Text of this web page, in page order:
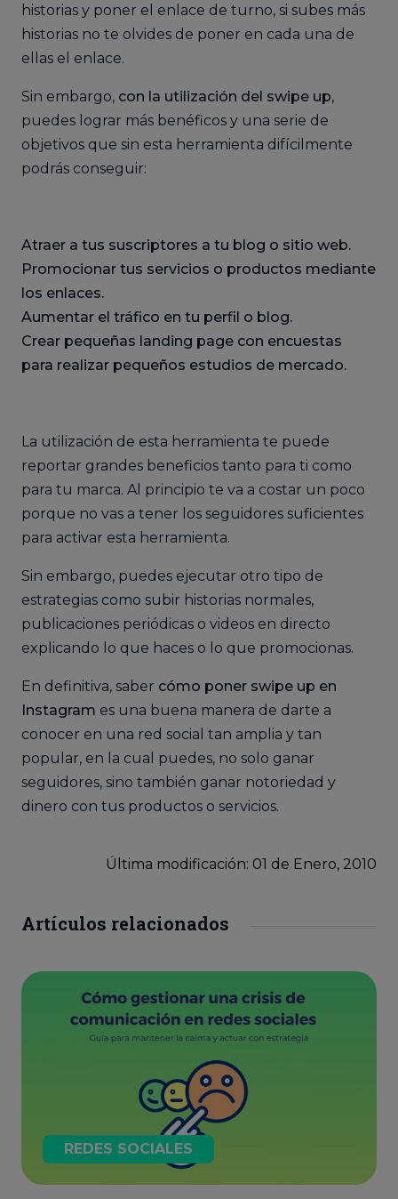
historias y poner el enlace de turno, si subes más
historias no te olvides de poner en cada una de
ellas el enlace.
Sin embargo, con la utilización del swipe up,
puedes lograr más benéficos y una serie de
objetivos que sin esta herramienta difícilmente
podrás conseguir:
Atraer a tus suscriptores a tu blog o sitio web.
Promocionar tus servicios o productos mediante
los enlaces.
Aumentar el tráfico en tu perfil o blog.
Crear pequeñas landing page con encuestas
para realizar pequeños estudios de mercado.
La utilización de esta herramienta te puede
reportar grandes beneficios tanto para ti como
para tu marca. Al principio te va a costar un poco
porque no vas a tener los seguidores suficientes
para activar esta herramienta.
Sin embargo, puedes ejecutar otro tipo de
estrategias como subir historias normales,
publicaciones periódicas o videos en directo
explicando lo que haces o lo que promocionas.
En definitiva, saber cómo poner swipe up en
Instagram es una buena manera de darte a
conocer en una red social tan amplia y tan
popular, en la cual puedes, no solo ganar
seguidores, sino también ganar notoriedad y
dinero con tus productos o servicios.
Última modificación: 01 de Enero, 2010
Artículos relacionados
REDES SOCIALES